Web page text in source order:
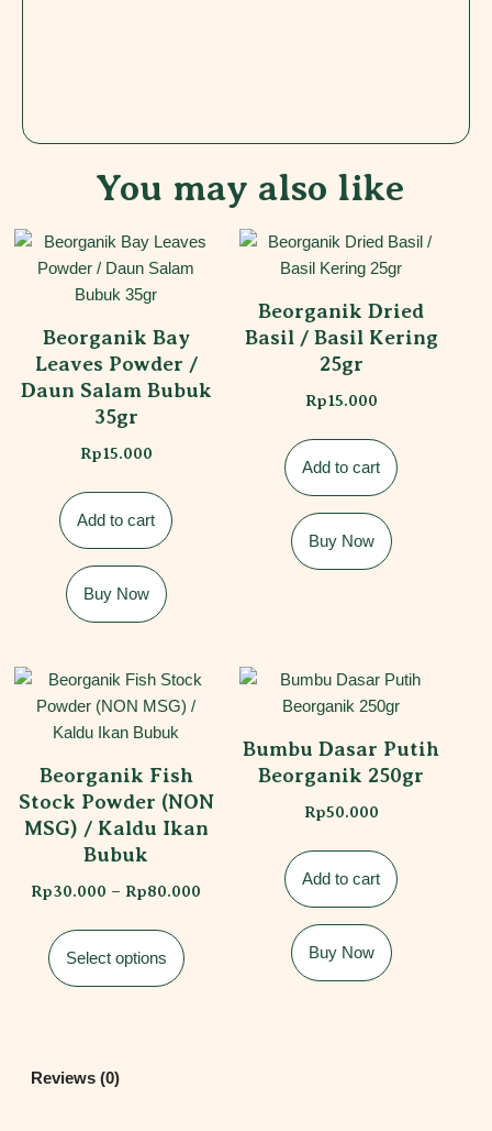
You may also like
Beorganik Bay
Leaves Powder /
Daun Salam Bubuk
35gr
Rp15.000
Add to cart
Buy Now
Beorganik Dried
Basil / Basil Kering
25gr
Rp15.000
Add to cart
Buy Now
Beorganik Fish
Stock Powder (NON
MSG) / Kaldu Ikan
Bubuk
Rp30.000 – Rp80.000
Select options
Bumbu Dasar Putih
Beorganik 250gr
Rp50.000
Add to cart
Buy Now
Reviews (0)